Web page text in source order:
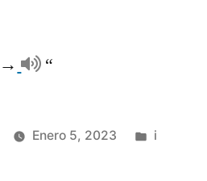
“
Enero 5, 2023 i